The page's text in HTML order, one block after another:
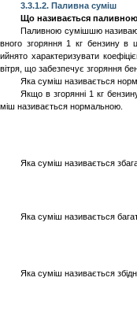
3.3.1.2.Паливна суміш
Щоназивається
Паливною сумішшю
згоряння1 кг бензину в
характеризувати
, що забезпечуєзгоряння
Якасуміш називається
Якщо взгорянні 1 кг
називається нормальною.
Якасуміш називається
Якасуміш називається
Якасуміш називається